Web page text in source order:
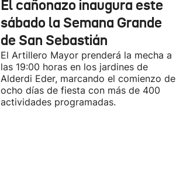
El cañonazo inaugura este
sábado la Semana Grande
de San Sebastián
El Artillero Mayor prenderá la mecha a
las 19:00 horas en los jardines de
Alderdi Eder, marcando el comienzo de
ocho días de fiesta con más de 400
actividades programadas.